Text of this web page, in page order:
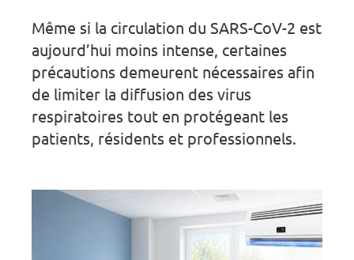
Même si la circulation du SARS-CoV-2 est
aujourd’hui moins intense, certaines
précautions demeurent nécessaires afin
de limiter la diffusion des virus
respiratoires tout en protégeant les
patients, résidents et professionnels.